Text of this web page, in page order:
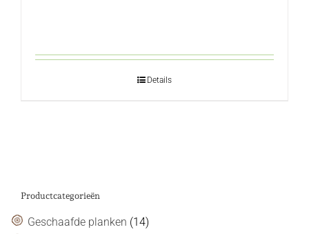
Details
Productcategorieën
Geschaafde planken (14)